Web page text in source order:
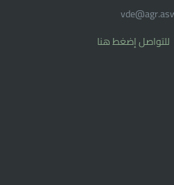
للتواصل إضغط هنا